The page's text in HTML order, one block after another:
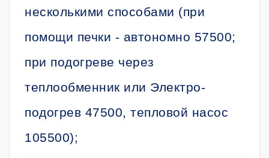
несколькими способами (при
помощи печки - автономно 57500;
при подогреве через
теплообменник или Электро-
подогрев 47500, тепловой насос
105500);